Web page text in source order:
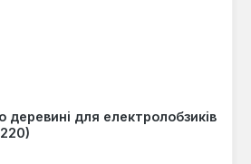
для електролобзиків